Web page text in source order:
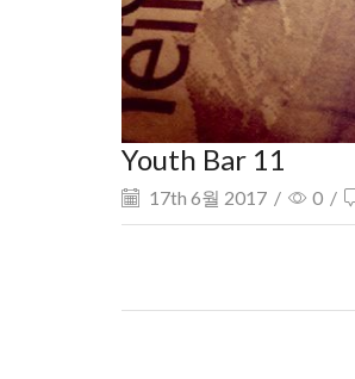
Youth Bar 11
17th 6월 2017 / 0 /